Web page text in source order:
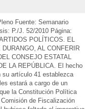
Fuente: Semanario
P./J. 52/2010 Página:
POLÍTICOS. EL
AL CONFERIR
CONSEJO ESTATAL
LA REPÚBLICA. El hecho
artículo 41 establezca
estará a cargo de un
la Constitución Política
de Fiscalización